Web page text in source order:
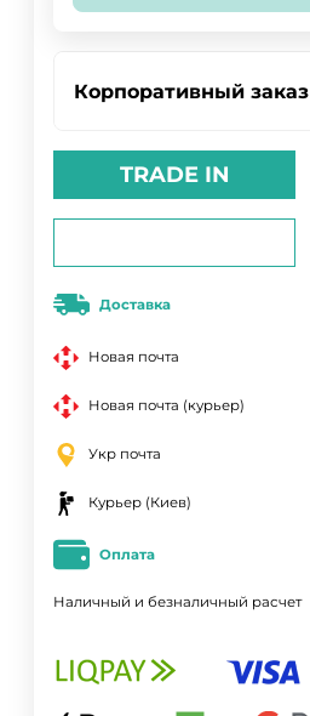
Корпоративный заказ
TRADE IN
Доставка
Новая почта
Новая почта (курьер)
Укр почта
Курьер (Киев)
Оплата
Наличный и безналичный расчет